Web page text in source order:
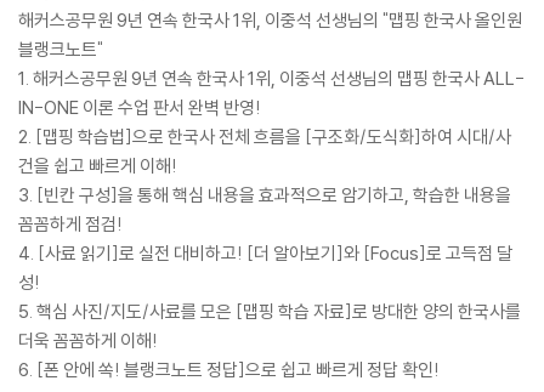
해커스공무원 9년 연속 한국사 1위, 이중석 선생님의 "맵핑 한국사 올인원
블랭크노트"
1. 해커스공무원 9년 연속 한국사 1위, 이중석 선생님의 맵핑 한국사 ALL-
IN-ONE 이론 수업 판서 완벽 반영!
2. [맵핑 학습법]으로 한국사 전체 흐름을 [구조화/도식화]하여 시대/사
건을 쉽고 빠르게 이해!
3. [빈칸 구성]을 통해 핵심 내용을 효과적으로 암기하고, 학습한 내용을
꼼꼼하게 점검!
4. [사료 읽기]로 실전 대비하고! [더 알아보기]와 [Focus]로 고득점 달
성!
5. 핵심 사진/지도/사료를 모은 [맵핑 학습 자료]로 방대한 양의 한국사를
더욱 꼼꼼하게 이해!
6. [폰 안에 쏙! 블랭크노트 정답]으로 쉽고 빠르게 정답 확인!